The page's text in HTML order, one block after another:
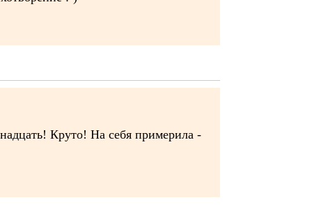
Круто! На себя примерила -